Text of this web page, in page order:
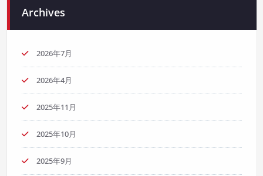
Archives
2026年7月
2026年4月
2025年11月
2025年10月
2025年9月